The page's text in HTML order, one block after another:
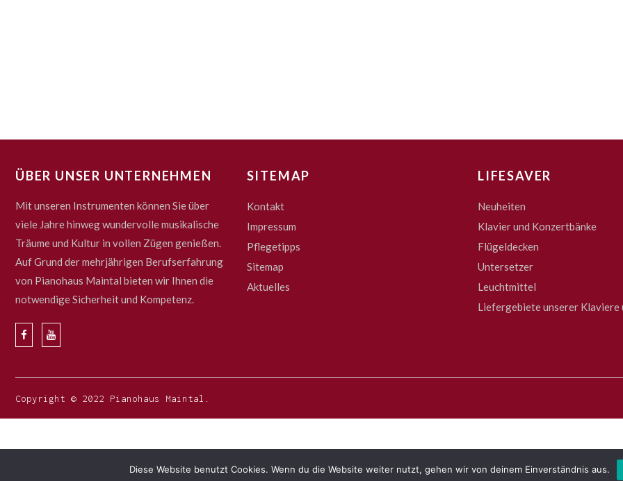
ÜBER UNSER UNTERNEHMEN
Mit unseren Instrumenten können Sie über
viele Jahre hinweg wundervolle musikalische
Träume und Kultur in vollen Zügen genießen.
Auf Grund der mehrjährigen Berufserfahrung
von Pianohaus Maintal bieten wir Ihnen die
notwendige Sicherheit und Kompetenz.
SITEMAP
Kontakt
Impressum
Pflegetipps
Sitemap
Aktuelles
LIFESAVER
Neuheiten
Klavier und Konzertbänke
Flügeldecken
Untersetzer
Leuchtmittel
Liefergebiete unserer Klaviere
Copyright © 2022 Pianohaus Maintal.
Diese Website benutzt Cookies. Wenn du die Website weiter nutzt, gehen wir von deinem Einverständnis aus.